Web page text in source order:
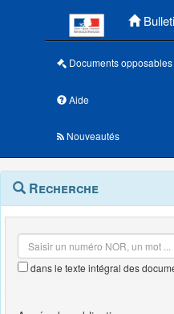
Documents opposables
Aide
Nouveautés
Navigation
outils
Menu
contextuel
Recherche
dans le texte intégral des